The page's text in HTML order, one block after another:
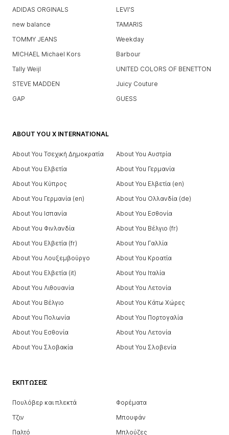
ADIDAS ORGINALS
LEVI'S
new balance
TAMARIS
TOMMY JEANS
Weekday
MICHAEL Michael Kors
Barbour
Tally Weijl
UNITED COLORS OF BENETTON
STEVE MADDEN
Juicy Couture
GAP
GUESS
ΕΚΠΤΏΣΕΙΣ
Πουλόβερ και πλεκτά
Φορέματα
Τζιν
Μπουφάν
Παλτό
Μπλούζες
ABOUT YOU X INTERNATIONAL
About You Τσεχική Δημοκρατία
About You Αυστρία
About You Ελβετία
About You Γερμανία
About You Κύπρος
About You Ελβετία (en)
About You Γερμανία (en)
About You Ολλανδία (de)
About You Ισπανία
About You Εσθονία
About You Φινλανδία
About You Βέλγιο (fr)
About You Ελβετία (fr)
About You Γαλλία
About You Λουξεμβούργο
About You Κροατία
About You Ελβετία (it)
About You Ιταλία
About You Λιθουανία
About You Λετονία
About You Βέλγιο
About You Κάτω Χώρες
About You Πολωνία
About You Πορτογαλία
About You Εσθονία
About You Λετονία
About You Σλοβακία
About You Σλοβενία